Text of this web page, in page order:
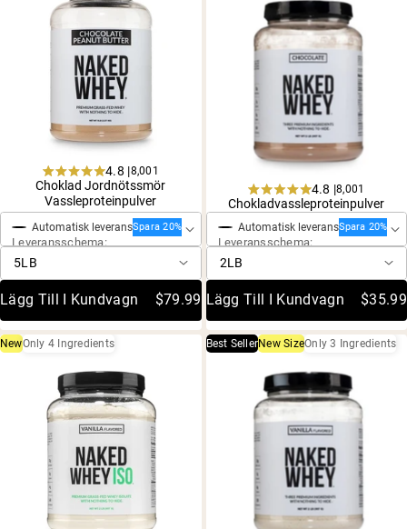
Rated
4.8
out
of
5
4.8 |8,001
Choklad Jordnötssmör
Vassleproteinpulver
Engångsköp
Automatisk leveransSpara 20%
Leveransschema:
Lägg Till I Kundvagn $79.99
Rated
4.8
out
of
4.8 |8,001
Chokladvassleproteinpulver
Engångsköp
Automatisk leveransSpara 20%
Leveransschema:
Lägg Till I Kundvagn $35.99
NewOnly 4 Ingredients Best SellerNew SizeOnly 3 Ingredients